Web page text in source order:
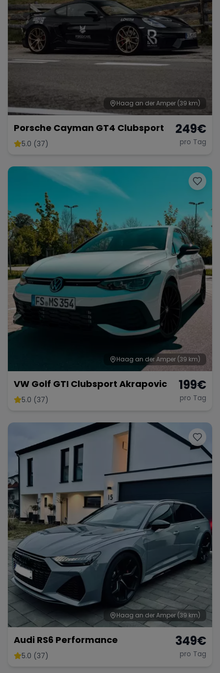
Haag an der Amper (39 km)
Porsche Cayman GT4 Clubsport
5.0 (37)
249€
pro Tag
Haag an der Amper (39 km)
VW Golf GTI Clubsport Akrapovic
5.0 (37)
199€
pro Tag
Haag an der Amper (39 km)
Audi RS6 Performance
5.0 (37)
349€
pro Tag